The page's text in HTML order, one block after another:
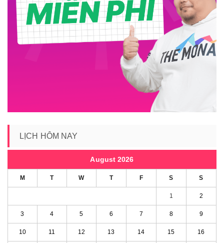
LỊCH HÔM NAY
August 2026
M T W T F S S
1 2
3 4 5 6 7 8 9
10 11 12 13 14 15 16